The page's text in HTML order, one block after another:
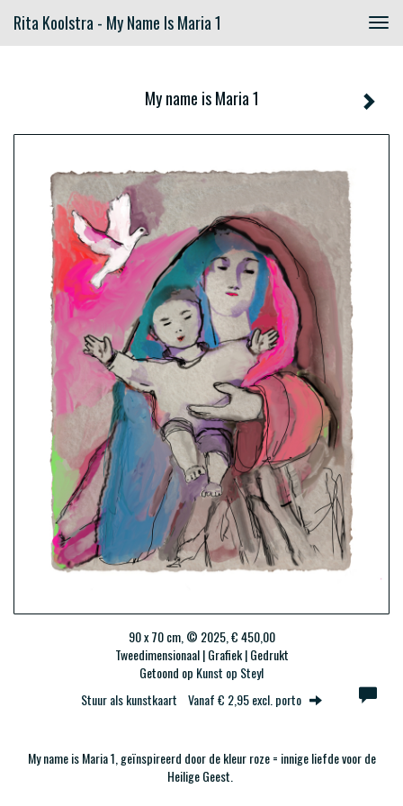
Rita Koolstra - My Name Is Maria 1
My name is Maria 1
90 x 70 cm, © 2025, € 450,00
Tweedimensionaal | Grafiek | Gedrukt
Getoond op Kunst op Steyl
Stuur als kunstkaart Vanaf € 2,95 excl. porto
My name is Maria 1, geïnspireerd door de kleur roze = innige liefde voor de
Heilige Geest.